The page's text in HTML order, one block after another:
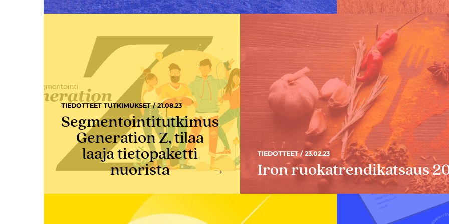
TIEDOTTEET TUTKIMUKSET / 21.08.23
Segmentointitutkimus
Generation Z, tilaa
laaja tietopaketti
nuorista
TIEDOTTEET / 23.02.23
Iron ruokatrendikatsaus